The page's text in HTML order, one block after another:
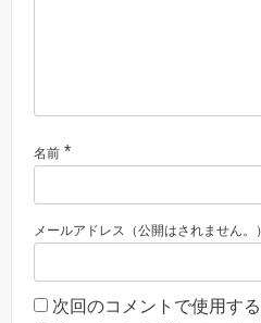
名前 *
メールアドレス（公開はされません。）
次回のコメントで使用す